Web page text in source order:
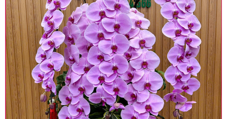
khu vực sẽ có mức giá khác nhau (tùy vào chi
phí mặt bằng, nguyên vật liệu,..) nên giá có thể sẽ
thay đổi so với giá niêm yết trên website. Khách
hàng ở Tỉnh thành khác vui lòng chủ động hỏi lại
giá trước khi đặt hàng, shop sẽ chủ động báo giá
chính xác khi có địa chỉ giao hàng cụ thể.